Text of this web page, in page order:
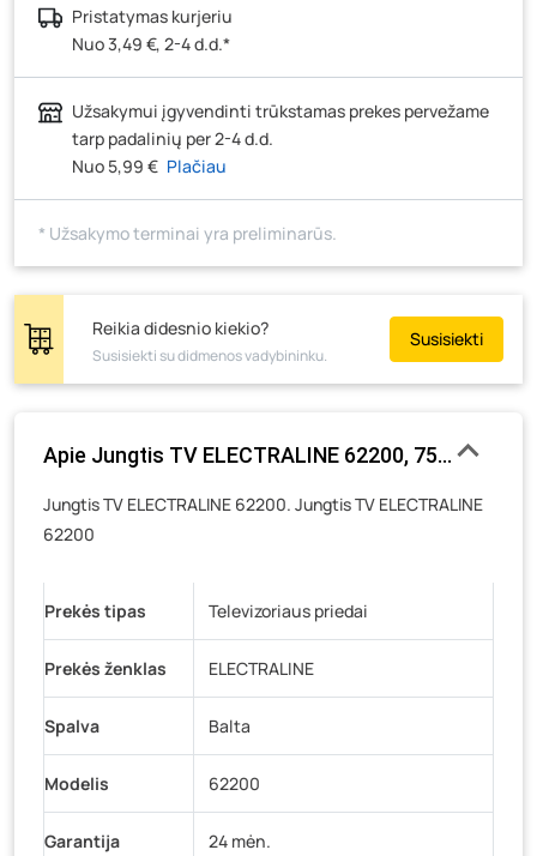
Pramonės g. 7, Šiauliai
Klaipėdos g. 170R, Panevėžys
J. Basanavičiaus g. 6, Utena
Novočėbės k. 3, Kėdainiai
Skuodo g. 41, Mažeikiai- 8 vienetai
Žemaičių g. 2, Raseiniai
Pramonės g. 6E, Šilutė- 0 vienetų
Gedimino g. 54, Tauragė- 0 vienetų
Veteranų g. 11, Visaginas- 0 vienetų
Baravykų g. 1, Druskininkai - 0 vienetų
Vilniaus g. 89D, Ukmergė
K. Donelaičio g. 17, Rokiškis
Šaltupės g. 64, Zarasai- 0 vienetų
Pristatymas kurjeriu
Nuo 3,49 €, 2-4 d.d.*
Užsakymui įgyvendinti trūkstamas prekes pervežame
tarp padalinių per 2-4 d.d.
Nuo 5,99 € Plačiau
* Užsakymo terminai yra preliminarūs.
Reikia didesnio kiekio?
Susisiekti su didmenos vadybininku.
Susisiekti
Jungtis TV ELECTRALINE 62200. Jungtis TV ELECTRALINE
62200
Prekės tipas Televizoriaus priedai
Prekės ženklas ELECTRALINE
Spalva Balta
Modelis 62200
Garantija 24 mėn.